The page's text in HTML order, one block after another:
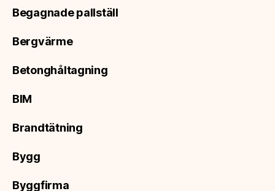
Begagnade pallställ
Bergvärme
Betonghåltagning
BIM
Brandtätning
Bygg
Byggfirma